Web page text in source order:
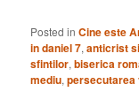
Posted in Cine este
in daniel 7,anticrist
sfintilor,biserica
mediu,persecutarea